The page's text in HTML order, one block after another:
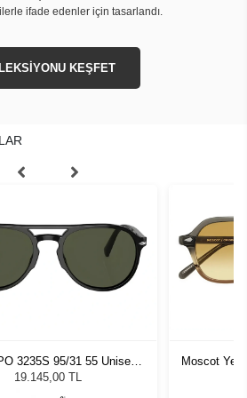
ifade edenler için tasarlandı.
KEŞFET
3235S 95/31 55 Unisex
Güneş Gözlüğü
19.145,00 TL
Moscot